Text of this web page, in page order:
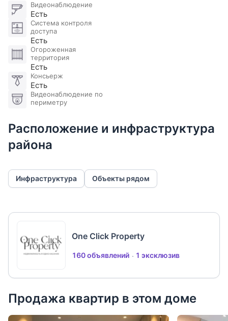
Видеонаблюдение
Есть
Система контроля
доступа
Есть
Огороженная
территория
Есть
Консьерж
Есть
Видеонаблюдение по
периметру
Расположение и инфраструктура
района
Инфраструктура Объекты рядом
One Click Property
160 объявлений 1 эксклюзив
Продажа квартир в этом доме